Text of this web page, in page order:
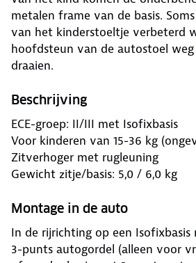
metalen frame van de basis.
van het kinderstoeltje verbeterd
hoofdsteun van de autostoel
draaien.
Beschrijving
ECE-groep: II/III met Isofixbasis
Voor kinderen van 15-36 kg
Zitverhoger met rugleuning
Gewicht zitje/basis: 5,0 / 6,0 kg
Montage in de auto
In de rijrichting op een
3-punts autogordel (alleen voor